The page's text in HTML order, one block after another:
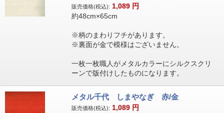
販売価格(税込): 1,089 円
約48cm×65cm
※柄のまわりフチがあります。
※裏面が金で模様はございません。
一枚一枚職人がメタルカラーにシルクスクリ
ーンで版付けしたものになります。
メタル千代 しまやなぎ 赤/金
販売価格(税込): 1,089 円